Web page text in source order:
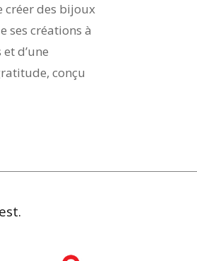
créer des bijoux
ses créations à
d’une
conçu